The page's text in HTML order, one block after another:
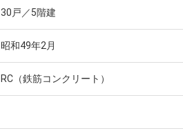
30戸／5階建
昭和49年2月
RC（鉄筋コンクリート）